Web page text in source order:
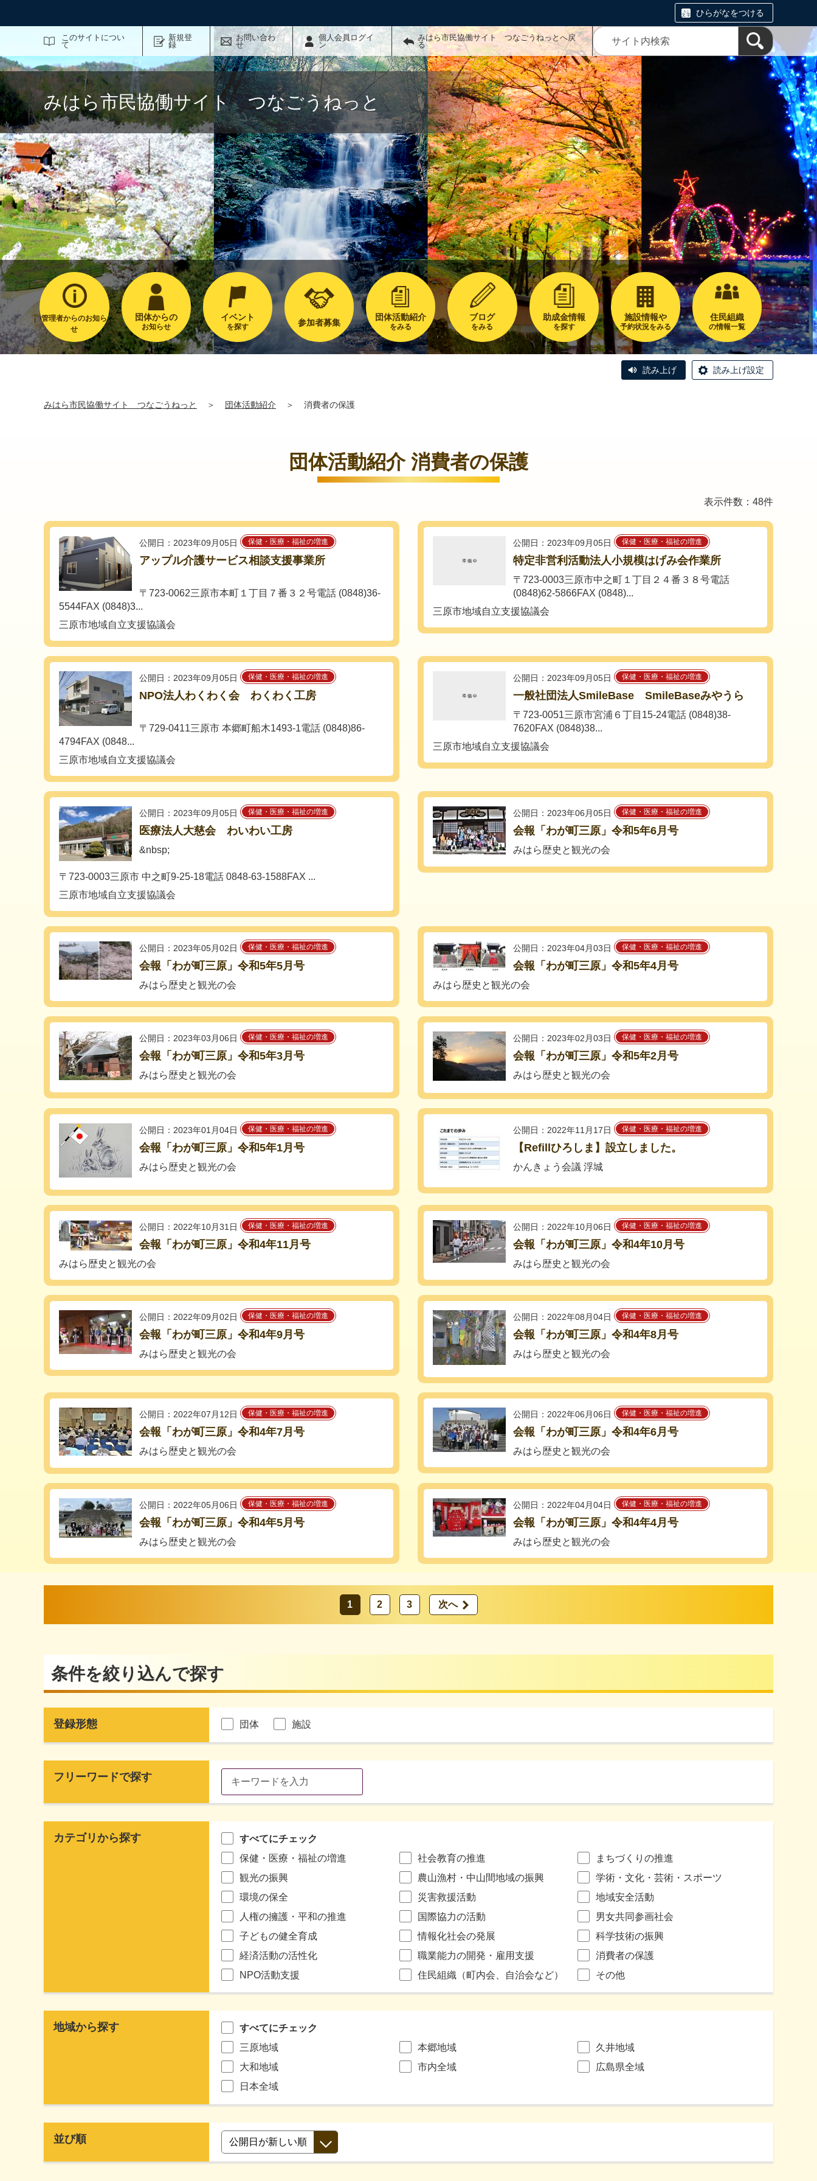
ひらがなをつける
このサイトについ
て
新規登
録
お問い合わ
せ
個人会員ログイ
ン
みはら市民協働サイト つなごうねっとへ戻
る
みはら市民協働サイト つなごうねっと
管理者からのお知ら
せ
団体からの
お知らせ
イベント
を探す 参加者募集
団体活動紹介
をみる
ブログ
をみる
助成金情報
を探す
施設情報や
予約状況をみる
住民組織
の情報一覧
読み上げ 読み上げ設定
みはら市民協働サイト つなごうねっと ＞ 団体活動紹介 ＞ 消費者の保護
団体活動紹介 消費者の保護
表示件数：48件
公開日：2023年09月05日 保健・医療・福祉の増進
アップル介護サービス相談支援事業所
〒723-0062三原市本町１丁目７番３２号電話 (0848)36-
5544FAX (0848)3...
三原市地域自立支援協議会
公開日：2023年09月05日 保健・医療・福祉の増進
特定非営利活動法人小規模はげみ会作業所
〒723-0003三原市中之町１丁目２４番３８号電話
(0848)62-5866FAX (0848)...
三原市地域自立支援協議会
公開日：2023年09月05日 保健・医療・福祉の増進
NPO法人わくわく会 わくわく工房
〒729-0411三原市 本郷町船木1493-1電話 (0848)86-
4794FAX (0848...
三原市地域自立支援協議会
公開日：2023年09月05日 保健・医療・福祉の増進
一般社団法人SmileBase SmileBaseみやうら
〒723-0051三原市宮浦６丁目15-24電話 (0848)38-
7620FAX (0848)38...
三原市地域自立支援協議会
公開日：2023年09月05日 保健・医療・福祉の増進
医療法人大慈会 わいわい工房
&nbsp;
〒723-0003三原市 中之町9-25-18電話 0848-63-1588FAX ...
三原市地域自立支援協議会
公開日：2023年06月05日 保健・医療・福祉の増進
会報「わが町三原」令和5年6月号
みはら歴史と観光の会
公開日：2023年05月02日 保健・医療・福祉の増進
会報「わが町三原」令和5年5月号
みはら歴史と観光の会
公開日：2023年04月03日 保健・医療・福祉の増進
会報「わが町三原」令和5年4月号
みはら歴史と観光の会
公開日：2023年03月06日 保健・医療・福祉の増進
会報「わが町三原」令和5年3月号
みはら歴史と観光の会
公開日：2023年02月03日 保健・医療・福祉の増進
会報「わが町三原」令和5年2月号
みはら歴史と観光の会
公開日：2023年01月04日 保健・医療・福祉の増進
会報「わが町三原」令和5年1月号
みはら歴史と観光の会
公開日：2022年11月17日 保健・医療・福祉の増進
【Refillひろしま】設立しました。
かんきょう会議 浮城
公開日：2022年10月31日 保健・医療・福祉の増進
会報「わが町三原」令和4年11月号
みはら歴史と観光の会
公開日：2022年10月06日 保健・医療・福祉の増進
会報「わが町三原」令和4年10月号
みはら歴史と観光の会
公開日：2022年09月02日 保健・医療・福祉の増進
会報「わが町三原」令和4年9月号
みはら歴史と観光の会
公開日：2022年08月04日 保健・医療・福祉の増進
会報「わが町三原」令和4年8月号
みはら歴史と観光の会
公開日：2022年07月12日 保健・医療・福祉の増進
会報「わが町三原」令和4年7月号
みはら歴史と観光の会
公開日：2022年06月06日 保健・医療・福祉の増進
会報「わが町三原」令和4年6月号
みはら歴史と観光の会
公開日：2022年05月06日 保健・医療・福祉の増進
会報「わが町三原」令和4年5月号
みはら歴史と観光の会
公開日：2022年04月04日 保健・医療・福祉の増進
会報「わが町三原」令和4年4月号
みはら歴史と観光の会
1 2 3 次へ
条件を絞り込んで探す
登録形態 団体 施設
フリーワードで探す
カテゴリから探す
すべてにチェック
保健・医療・福祉の増進
社会教育の推進
まちづくりの推進
観光の振興
農山漁村・中山間地域の振興
学術・文化・芸術・スポーツ
環境の保全
災害救援活動
地域安全活動
人権の擁護・平和の推進
国際協力の活動
男女共同参画社会
子どもの健全育成
情報化社会の発展
科学技術の振興
経済活動の活性化
職業能力の開発・雇用支援
消費者の保護
NPO活動支援
住民組織（町内会、自治会など） その他
地域から探す
すべてにチェック
三原地域
本郷地域
久井地域
大和地域
市内全域
広島県全域
日本全域
並び順